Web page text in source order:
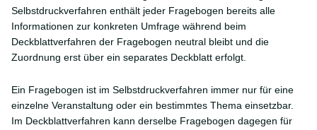
Selbstdruckverfahren enthält jeder Fragebogen bereits alle
Informationen zur konkreten Umfrage während beim
Deckblattverfahren der Fragebogen neutral bleibt und die
Zuordnung erst über ein separates Deckblatt erfolgt.
Ein Fragebogen ist im Selbstdruckverfahren immer nur für eine
einzelne Veranstaltung oder ein bestimmtes Thema einsetzbar.
Im Deckblattverfahren kann derselbe Fragebogen dagegen für